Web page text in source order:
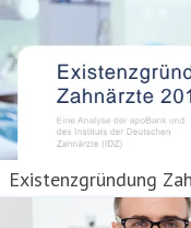
Existenzgründung